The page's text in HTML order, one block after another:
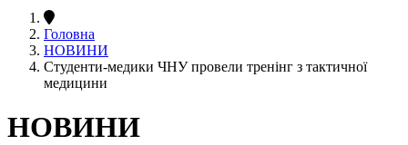
Головна
НОВИНИ
Студенти-медики ЧНУ провели тренінг з тактичної
медицини
НОВИНИ